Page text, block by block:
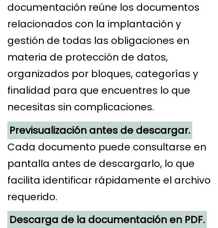
documentación reúne los documentos
relacionados con la implantación y
gestión de todas las obligaciones en
materia de protección de datos,
organizados por bloques, categorías y
finalidad para que encuentres lo que
necesitas sin complicaciones.
Previsualización antes de descargar.
Cada documento puede consultarse en
pantalla antes de descargarlo, lo que
facilita identificar rápidamente el archivo
requerido.
Descarga de la documentación en PDF.